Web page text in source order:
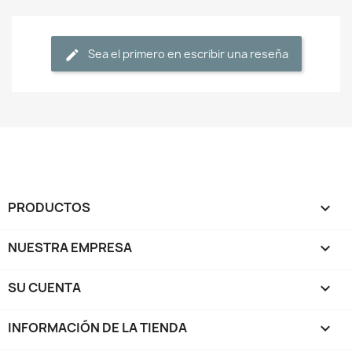
Sea el primero en escribir una reseña
PRODUCTOS 
NUESTRA EMPRESA 
SU CUENTA 
INFORMACIÓN DE LA TIENDA keyboard_arrow_down